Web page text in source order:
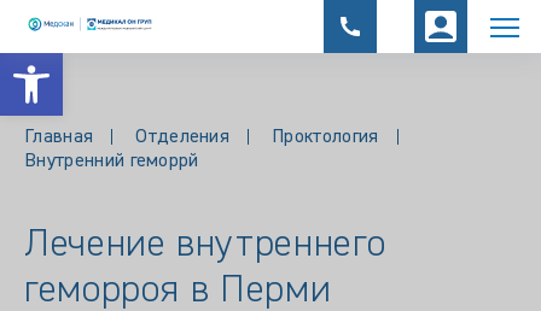
Открыть панель инструментов
Главная Отделения
Проктология
Внутренний геморрй
Лечение внутреннего
геморроя в Перми